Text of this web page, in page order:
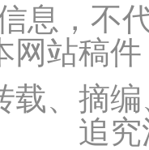
息，不
网站稿
载、摘
追